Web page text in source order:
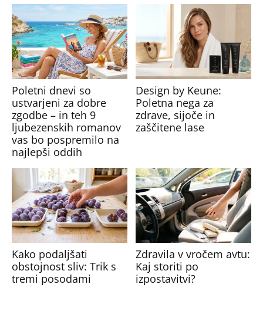
Poletni dnevi so
ustvarjeni za dobre
zgodbe – in teh 9
ljubezenskih romanov
vas bo pospremilo na
najlepši oddih
Design by Keune:
Poletna nega za
zdrave, sijoče in
zaščitene lase
Kako podaljšati
obstojnost sliv: Trik s
tremi posodami
Zdravila v vročem avtu:
Kaj storiti po
izpostavitvi?